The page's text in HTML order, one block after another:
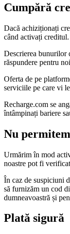
Cumpără
Dacă achiziționați
când activați
Descrierea bunurilor
răspundere pentru
Oferta de pe
serviciile pe care vi
Recharge.com se
întâmpinați bariere
Nu
Urmărim în mod
noastre pot fi
În caz de suspiciuni
să furnizăm un cod
dumneavoastră și
Plată sigură